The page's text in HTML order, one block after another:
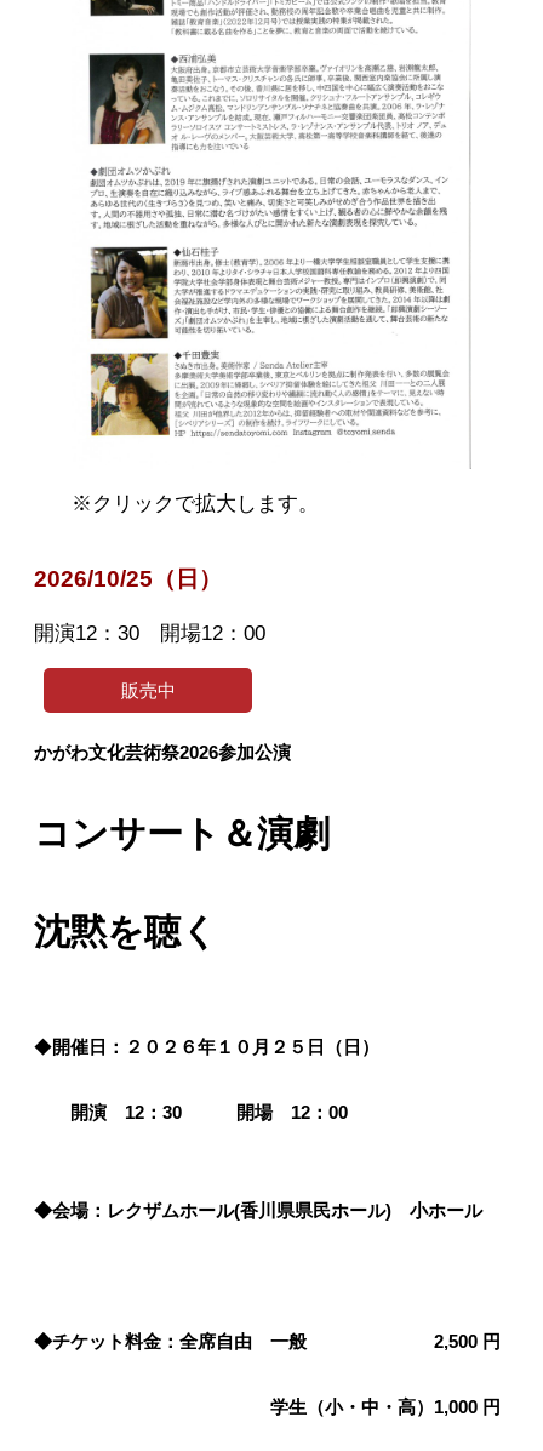
※クリックで拡大します。
2026/10/25（日）
開演12：30 開場12：00
販売中
かがわ文化芸術祭2026参加公演
コンサート＆演劇
沈黙を聴く
◆開催日：２０２６年１０ 月２５日（日）
開演 12：30 開場 12：00
◆会場：レクザムホール(香川県県民ホール) 小ホール
◆チケット料金：全席自由 一般 2,500 円
学生（小・中・高）1,000 円